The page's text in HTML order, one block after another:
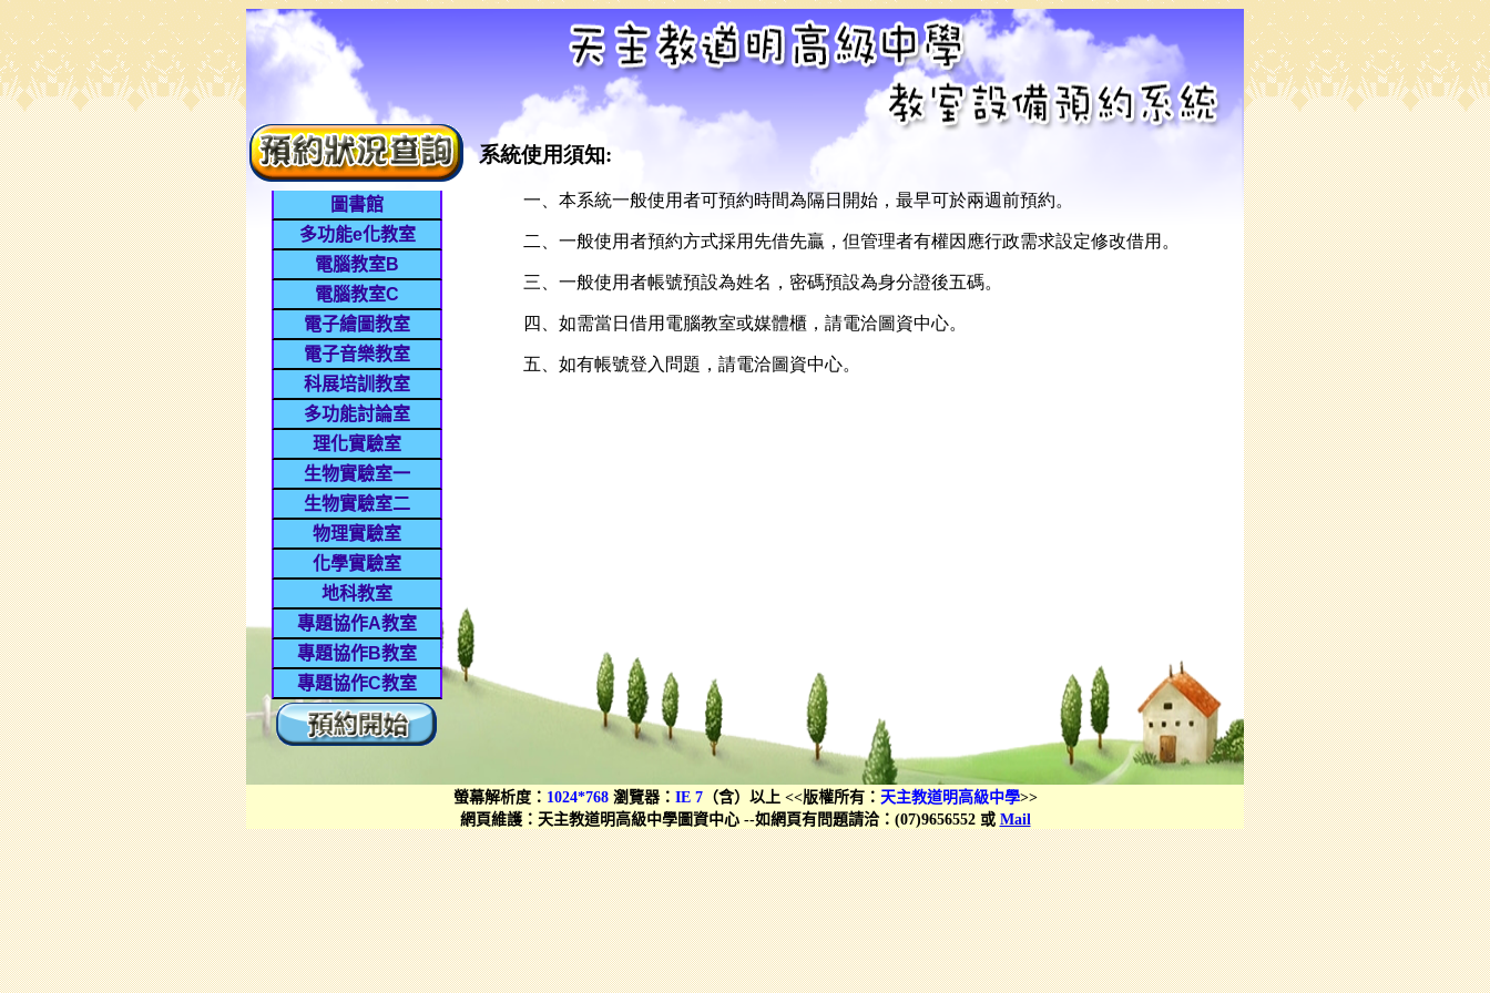
圖書館
多功能e化教室
電腦教室B
電腦教室C
電子繪圖教室
電子音樂教室
科展培訓教室
多功能討論室
理化實驗室
生物實驗室一
生物實驗室二
物理實驗室
化學實驗室
地科教室
專題協作A教室
專題協作B教室
專題協作C教室
螢幕解析度： 1024*768瀏覽器： IE 7（含）以上 <<版權所有： 天主教道明高級中學>>
網頁維護：天主教道明高級中學圖資中心 --如網頁有問題請洽：(07)9656552 或 Mail